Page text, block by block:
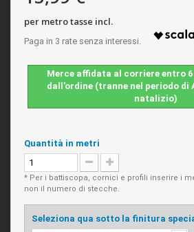
per metro tasse incl.
Merce affidata al corriere entro
dall'ordine (tranne nel periodo di
natalizio)
Quantità in metri
* Per i battiscopa, cornici e profili inserire i
non il numero di stecche.
Seleziona qua sotto la finitura